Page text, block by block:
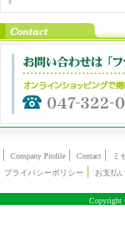
Company Profile Contact
ミ
プライバシーポリシー お支払
Copyright